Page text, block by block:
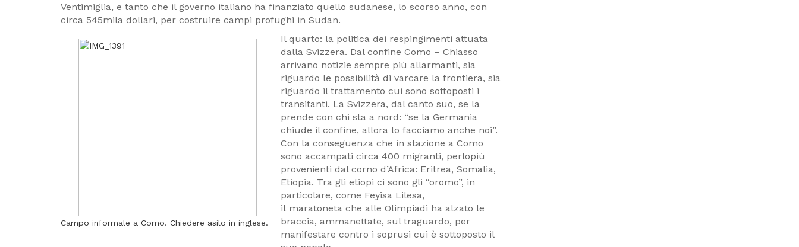
Ventimiglia, e tanto che il governo italiano ha finanziato quello sudanese, lo scorso anno, con
circa 545mila dollari, per costruire campi profughi in Sudan.
Campo informale a Como. Chiedere asilo in inglese.
Il quarto: la politica dei respingimenti attuata
dalla Svizzera. Dal confine Como – Chiasso
arrivano notizie sempre più allarmanti, sia
riguardo le possibilità di varcare la frontiera, sia
riguardo il trattamento cui sono sottoposti i
transitanti. La Svizzera, dal canto suo, se la
prende con chi sta a nord: “se la Germania
chiude il confine, allora lo facciamo anche noi”.
Con la conseguenza che in stazione a Como
sono accampati circa 400 migranti, perlopiù
provenienti dal corno d’Africa: Eritrea, Somalia,
Etiopia. Tra gli etiopi ci sono gli “oromo”, in
particolare, come Feyisa Lilesa,
il maratoneta che alle Olimpiadi ha alzato le
braccia, ammanettate, sul traguardo, per
manifestare contro i soprusi cui è sottoposto il